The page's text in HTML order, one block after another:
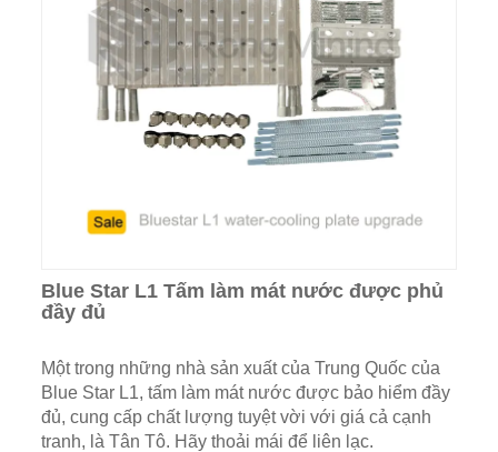
Blue Star L1 Tấm làm mát nước được phủ
đầy đủ
Một trong những nhà sản xuất của Trung Quốc của
Blue Star L1, tấm làm mát nước được bảo hiểm đầy
đủ, cung cấp chất lượng tuyệt vời với giá cả cạnh
tranh, là Tân Tô. Hãy thoải mái để liên lạc.